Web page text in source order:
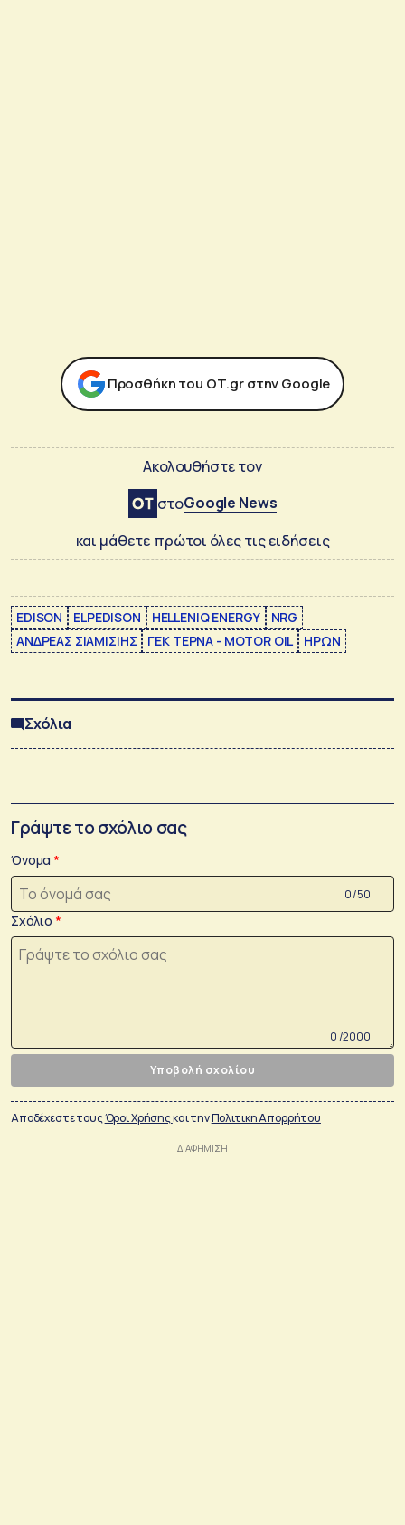
Προσθήκη του ΟΤ.gr στην Google
Ακολουθήστε τον
στοGoogle News
και μάθετε πρώτοι όλες τις ειδήσεις
EDISON ELPEDISON HELLENIQ ENERGY
NRG
ΑΝΔΡΕΑΣ ΣΙΑΜΙΣΙΗΣ
ΓΕΚ ΤΕΡΝΑ - MOTOR OIL ΗΡΩΝ
Σχόλια
Γράψτε το σχόλιο σας
Όνομα
0 /50
Σχόλιο
0 /2000
Υποβολή σχολίου
Αποδέχεστε τουςΌροι Χρήσηςκαι τηνΠολιτικη Απορρήτου